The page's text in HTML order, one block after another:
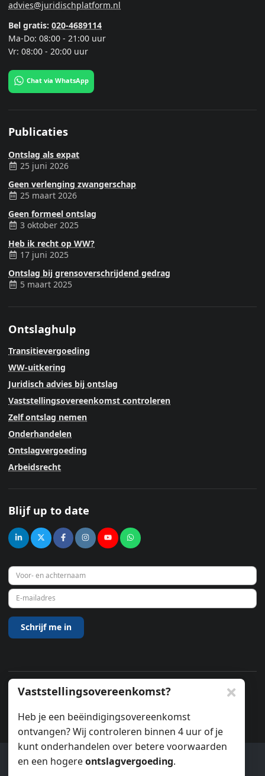
advies@juridischplatform.nl
Bel gratis: 020-4689114
Ma-Do: 08:00 - 21:00 uur
Vr: 08:00 - 20:00 uur
Chat via WhatsApp
Publicaties
Ontslag als expat
25 juni 2026
Geen verlenging zwangerschap
25 maart 2026
Geen formeel ontslag
3 oktober 2025
Heb ik recht op WW?
17 juni 2025
Ontslag bij grensoverschrijdend gedrag
5 maart 2025
Ontslaghulp
Transitievergoeding
WW-uitkering
Juridisch advies bij ontslag
Vaststellingsovereenkomst controleren
Zelf ontslag nemen
Onderhandelen
Ontslagvergoeding
Arbeidsrecht
Blijf up to date
Ook wij gebruiken cookies.
Vaststellingsovereenkomst?
Heb je een beëindigingsovereenkomst
ontvangen? Wij controleren binnen 4 uur of je
kunt onderhandelen over betere voorwaarden
en een hogereontslagvergoeding.